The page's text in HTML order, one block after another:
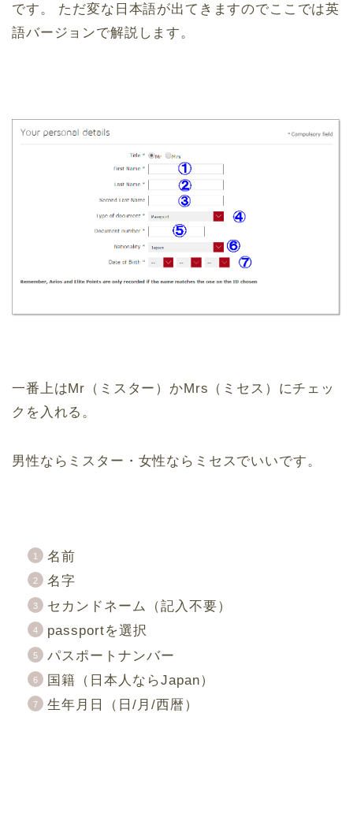
です。 ただ変な日本語が出てきますのでここでは英
語バージョンで解説します。
一番上はMr（ミスター）かMrs（ミセス）にチェッ
クを入れる。
男性ならミスター・女性ならミセスでいいです。
名前
名字
セカンドネーム（記入不要）
passportを選択
パスポートナンバー
国籍（日本人ならJapan）
生年月日（日/月/西暦）